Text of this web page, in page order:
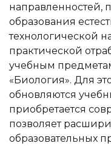
направленностей,
образования
технологической
практической
учебным
«Биология». Для
обновляются
приобретается
позволяет
образовательных